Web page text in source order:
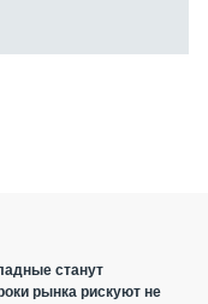
станут
рынка рискуют не